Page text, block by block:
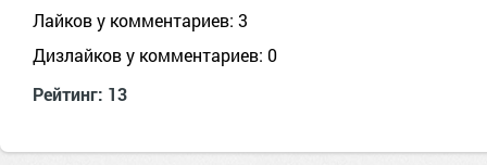
Лайков у комментариев: 3
Дизлайков у комментариев: 0
Рейтинг: 13